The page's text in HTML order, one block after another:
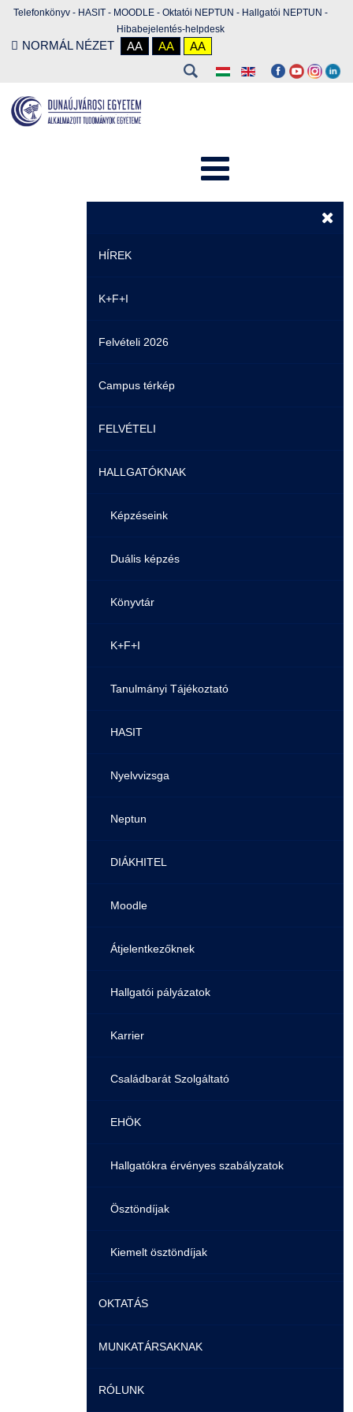
Telefonkönyv - HASIT - MOODLE - Oktatói NEPTUN - Hallgatói NEPTUN -
Hibabejelentés-helpdesk
NORMÁL NÉZET AA AA AA
HÍREK
Hírek
Események
Videók
Álláshirdetések
K+F+I
Felvételi 2026
Campus térkép
FELVÉTELI
Pontozási rendszer szabályai
Felvetteknek
Képzéseink
Duális képzés
Átjelentkezés
Gyakori Kérdések
Pályaorientációs tanácsadás
MTMI Szakok
Sportolóként egyetemista
HALLGATÓKNAK
Képzéseink
Duális képzés
Könyvtár
K+F+I
Tanulmányi Tájékoztató
HASIT
Nyelvvizsga
Neptun
DIÁKHITEL
Moodle
Átjelentkezőknek
Hallgatói pályázatok
Karrier
Családbarát Szolgáltató
EHÖK
Hallgatókra érvényes szabályzatok
Ösztöndíjak
Kiemelt ösztöndíjak
Nemzetközi Lehetőségek
Szolgáltatások
Fordítási Szolgáltatások
OKTATÁS
Képzéseink
Duális képzés
MUNKATÁRSAKNAK
Képzéseink
RÓLUNK